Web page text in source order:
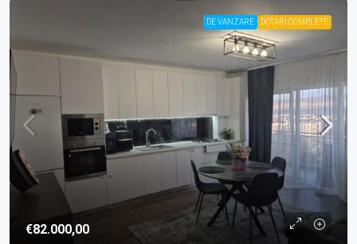
DE VANZARE DOTARI COMPLETE
€82.000,00